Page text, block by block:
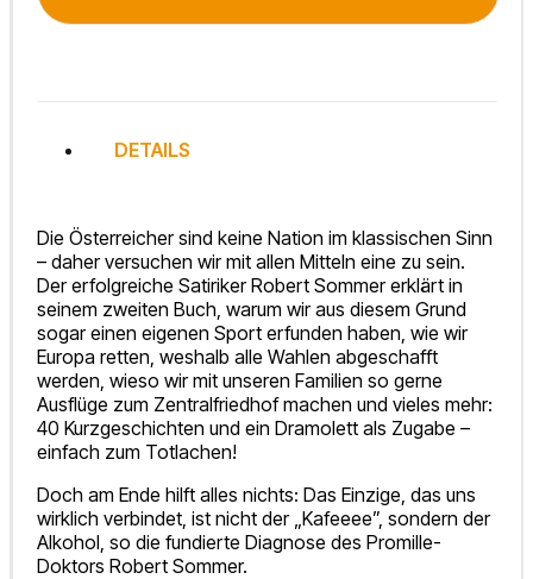
DETAILS
Die Österreicher sind keine Nation im klassischen Sinn
– daher versuchen wir mit allen Mitteln eine zu sein.
Der erfolgreiche Satiriker Robert Sommer erklärt in
seinem zweiten Buch, warum wir aus diesem Grund
sogar einen eigenen Sport erfunden haben, wie wir
Europa retten, weshalb alle Wahlen abgeschafft
werden, wieso wir mit unseren Familien so gerne
Ausflüge zum Zentralfriedhof machen und vieles mehr:
40 Kurzgeschichten und ein Dramolett als Zugabe –
einfach zum Totlachen!
Doch am Ende hilft alles nichts: Das Einzige, das uns
wirklich verbindet, ist nicht der „Kafeeee”, sondern der
Alkohol, so die fundierte Diagnose des Promille-
Doktors Robert Sommer.